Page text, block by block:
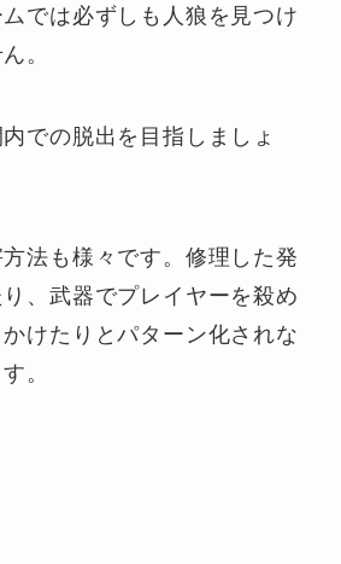
では必ずしも人狼を見つけ
。
での脱出を目指しましょ
法も様々です。修理した発
、武器でプレイヤーを殺め
けたりとパターン化されな
。